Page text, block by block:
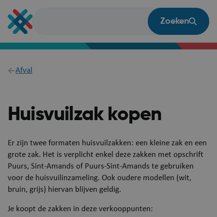
en
naar
inhoud
Zoeken
Breadcrumb
Afval
Huisvuilzak kopen
​​​Er zijn twee formaten huisvuilzakken: een kleine zak en een
grote zak. Het is verplicht enkel deze zakken met opschrift
Puurs, Sint-Amands of Puurs-Sint-Amands te gebruiken
voor de huisvuilinzameling. Ook oudere modellen (wit,
bruin, grijs) hiervan blijven geldig.
Je koopt de zakken in deze verkooppunten: